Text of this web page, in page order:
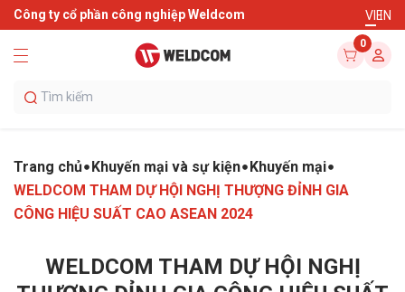
Công ty cổ phần công nghiệp Weldcom VIEN
0
Trang chủ Khuyến mại và sự kiện Khuyến mại
WELDCOM THAM DỰ HỘI NGHỊ THƯỢNG ĐỈNH GIA
CÔNG HIỆU SUẤT CAO ASEAN 2024
WELDCOM THAM DỰ HỘI NGHỊ